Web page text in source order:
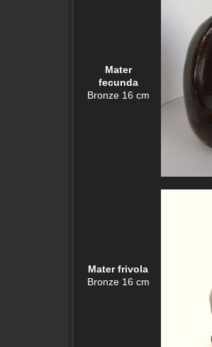
Mater
fecunda
Bronze 16 cm
Mater frivola
Bronze 16 cm